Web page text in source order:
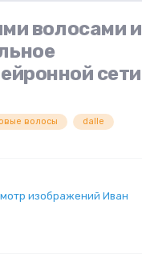
волосами и
сети
волосы
dalle
изображений Иван